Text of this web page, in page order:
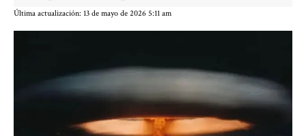
Última actualización: 13 de mayo de 2026 5:11 am